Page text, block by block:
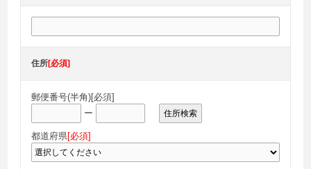
住所[必須]
郵便番号(半角)[必須]
ー
住所検索
都道府県[必須]